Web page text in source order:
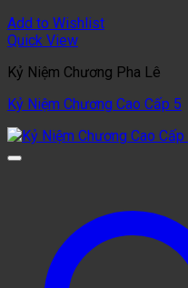
Add to Wishlist
Quick View
Kỷ Niệm Chương Pha Lê
Kỷ Niệm Chương Cao Cấp 5